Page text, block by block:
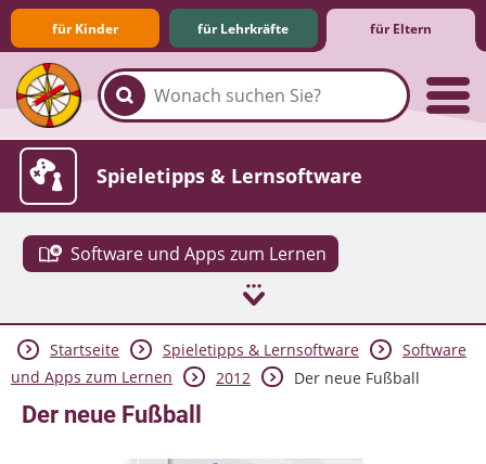
für Kinder für Lehrkräfte für Eltern
Familie & Medien
Spieletipps & Lernsoftware
Software und Apps zum Lernen
Die Jüngsten im Netz
Lexikon
Aktuelles
Startseite Spieletipps & Lernsoftware
Software
und Apps zum Lernen
2012 Der neue Fußball
Der neue Fußball